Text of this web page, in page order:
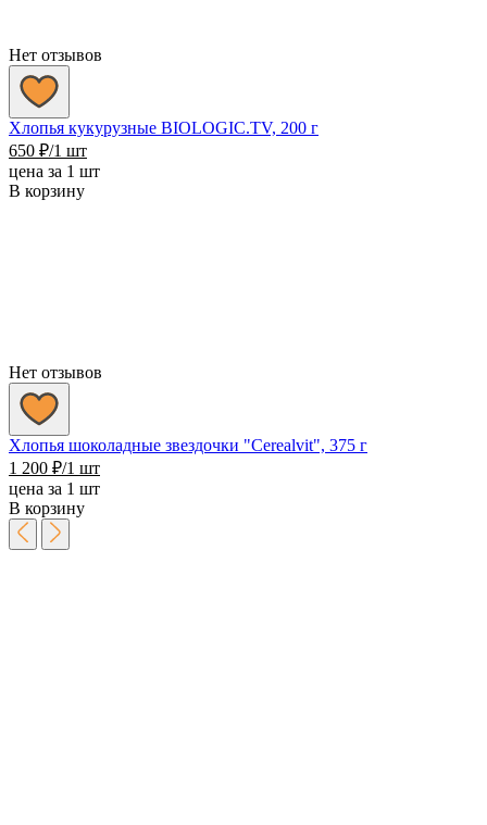
Нет отзывов
Хлопья кукурузные BIOLOGIC.TV, 200 г
650 ₽/1 шт
цена за 1 шт
В корзину
Нет отзывов
Хлопья шоколадные звездочки "Cerealvit", 375 г
1 200 ₽/1 шт
цена за 1 шт
В корзину